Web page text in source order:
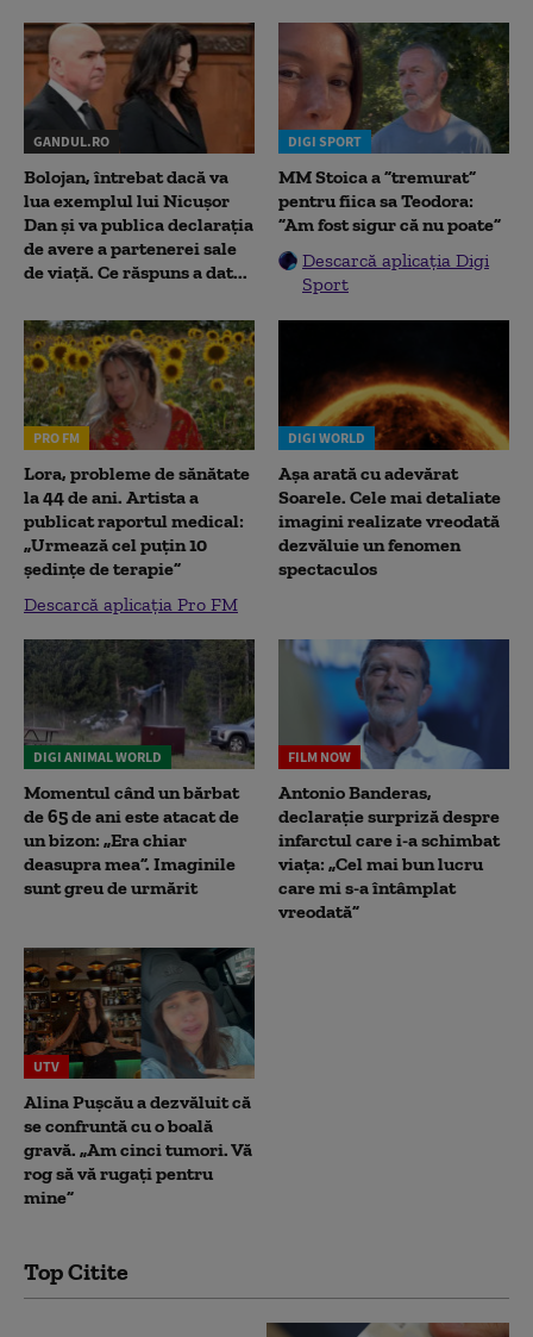
GANDUL.RO
Bolojan, întrebat dacă va
lua exemplul lui Nicușor
Dan și va publica declarația
de avere a partenerei sale
de viață. Ce răspuns a dat...
DIGI SPORT
MM Stoica a ”tremurat”
pentru fiica sa Teodora:
”Am fost sigur că nu poate”
Descarcă aplicația Digi
Sport
PRO FM
Lora, probleme de sănătate
la 44 de ani. Artista a
publicat raportul medical:
„Urmează cel puțin 10
ședințe de terapie”
Descarcă aplicația Pro FM
DIGI WORLD
Așa arată cu adevărat
Soarele. Cele mai detaliate
imagini realizate vreodată
dezvăluie un fenomen
spectaculos
DIGI ANIMAL WORLD
Momentul când un bărbat
de 65 de ani este atacat de
un bizon: „Era chiar
deasupra mea”. Imaginile
sunt greu de urmărit
FILM NOW
Antonio Banderas,
declarație surpriză despre
infarctul care i-a schimbat
viața: „Cel mai bun lucru
care mi s-a întâmplat
vreodată”
UTV
Alina Pușcău a dezvăluit că
se confruntă cu o boală
gravă. „Am cinci tumori. Vă
rog să vă rugați pentru
mine”
Top Citite